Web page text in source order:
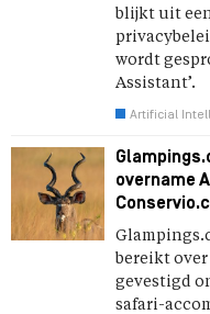
blijkt uit
wordt
Assistant’.
Artificial
overname
bereikt over
gevestigd
safari-